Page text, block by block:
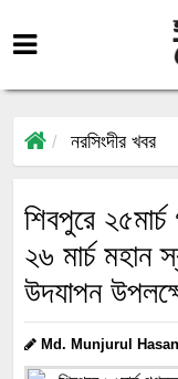
নরসিংদীর খবর
শিবপুরে
২৬ মার্চ মহান
উদযাপন
Md. Munjurul Hasan